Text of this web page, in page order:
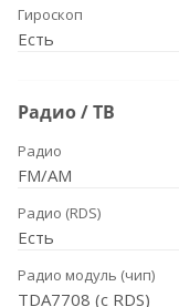
Гироскоп
Есть
Радио / ТВ
Радио
FM/AM
Радио (RDS)
Есть
Радио модуль (чип)
TDA7708 (с RDS)